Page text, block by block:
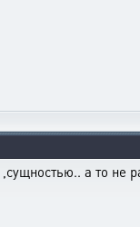
а то не